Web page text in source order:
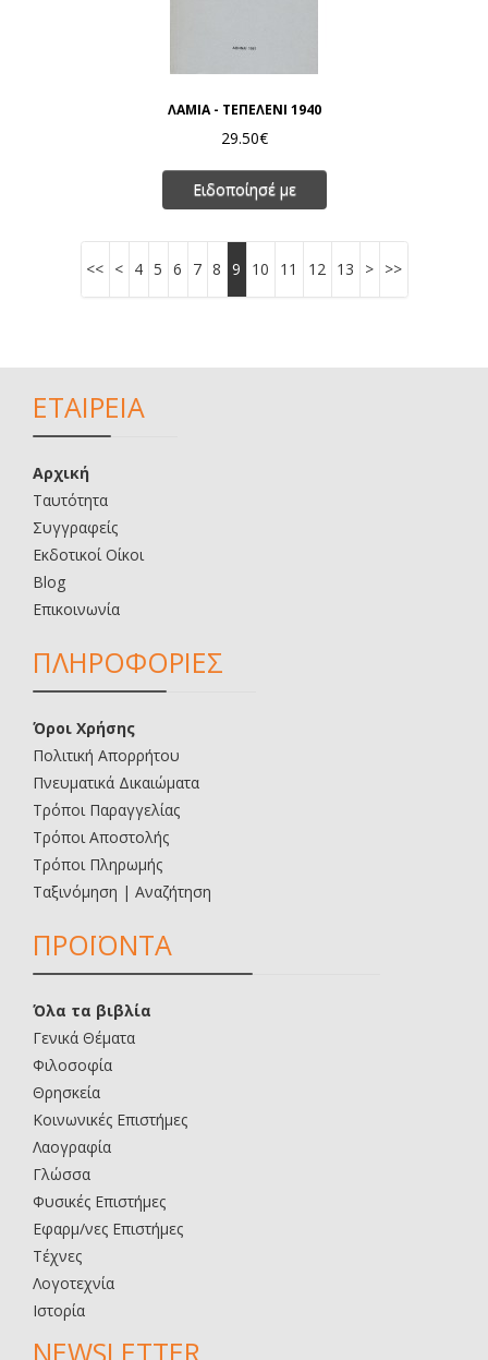
ΛΑΜΙΑ - ΤΕΠΕΛΕΝΙ 1940
29.50€
Ειδοποίησέ με
<< < 4 5 6 7 8 9 10 11 12 13 > >>
ΕΤΑΙΡΕΙΑ
Αρχική
Ταυτότητα
Συγγραφείς
Εκδοτικοί Οίκοι
Blog
Επικοινωνία
ΠΛΗΡΟΦΟΡΙΕΣ
Όροι Χρήσης
Πολιτική Απορρήτου
Πνευματικά Δικαιώματα
Τρόποι Παραγγελίας
Τρόποι Αποστολής
Τρόποι Πληρωμής
Ταξινόμηση | Αναζήτηση
ΠΡΟΪΟΝΤΑ
Όλα τα βιβλία
Γενικά Θέματα
Φιλοσοφία
Θρησκεία
Κοινωνικές Επιστήμες
Λαογραφία
Γλώσσα
Φυσικές Επιστήμες
Εφαρμ/νες Επιστήμες
Τέχνες
Λογοτεχνία
Ιστορία
NEWSLETTER